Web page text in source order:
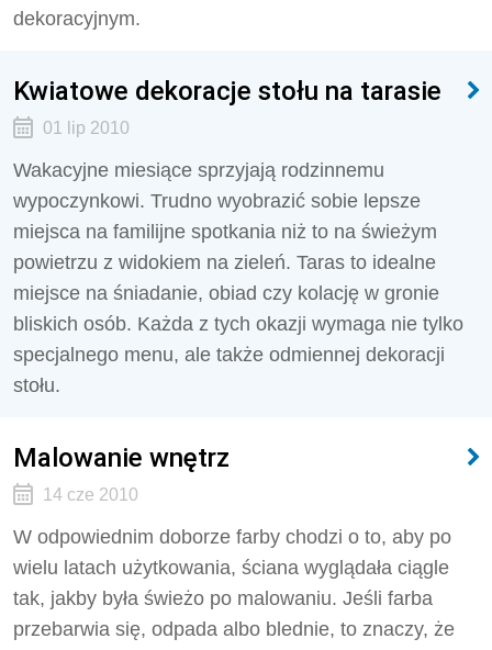
dekoracyjnym.
Kwiatowe dekoracje stołu na tarasie
01 lip 2010
Wakacyjne miesiące sprzyjają rodzinnemu
wypoczynkowi. Trudno wyobrazić sobie lepsze
miejsca na familijne spotkania niż to na świeżym
powietrzu z widokiem na zieleń. Taras to idealne
miejsce na śniadanie, obiad czy kolację w gronie
bliskich osób. Każda z tych okazji wymaga nie tylko
specjalnego menu, ale także odmiennej dekoracji
stołu.
Malowanie wnętrz
14 cze 2010
W odpowiednim doborze farby chodzi o to, aby po
wielu latach użytkowania, ściana wyglądała ciągle
tak, jakby była świeżo po malowaniu. Jeśli farba
przebarwia się, odpada albo blednie, to znaczy, że